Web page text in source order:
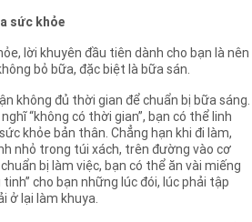
của tập đoàn
viên
sức khỏe
lời khuyên đầu tiên dành cho bạn là nên
bỏ bữa, đặc biệt là bữa sán.
không đủ thời gian để chuẩn bị bữa sáng.
“không có thời gian”, bạn có thể linh
khỏe bản thân. Chẳng hạn khi đi làm,
nhỏ trong túi xách, trên đường vào cơ
bị làm việc, bạn có thể ăn vài miếng
cho bạn những lúc đói, lúc phải tập
ở lại làm khuya.